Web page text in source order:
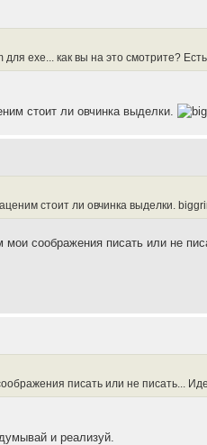
exe... как вы на это смотрите?
стоит ли овчинка выделки.
стоит ли овчинка выделки.
соображения писать или не
писать или не писать...
и реализуй.